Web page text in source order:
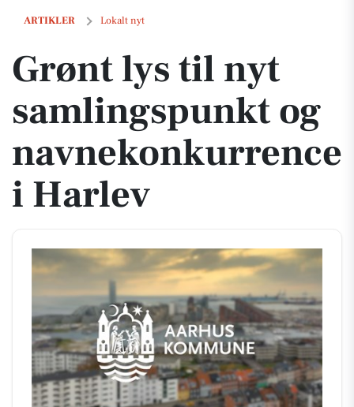
ARTIKLER Lokalt nyt
Grønt lys til nyt samlingspunkt og navnekonkurrence i Harlev
Grønt lys til nyt
samlingspunkt og
navnekonkurrence
i Harlev